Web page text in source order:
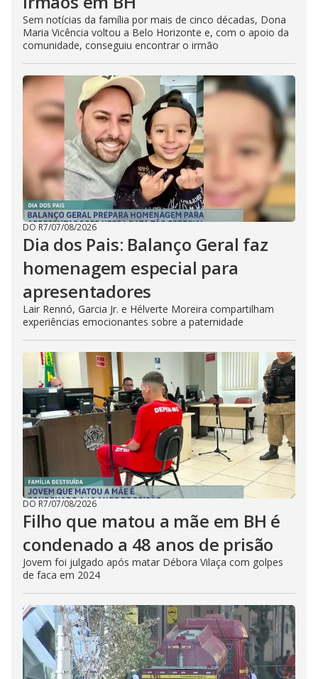
Sem notícias da família por mais de cinco décadas, Dona
Maria Vicência voltou a Belo Horizonte e, com o apoio da
comunidade, conseguiu encontrar o irmão
DO R7/07/08/2026
Dia dos Pais: Balanço Geral faz
homenagem especial para
apresentadores
Lair Rennó, Garcia Jr. e Hélverte Moreira compartilham
experiências emocionantes sobre a paternidade
DO R7/07/08/2026
Filho que matou a mãe em BH é
condenado a 48 anos de prisão
Jovem foi julgado após matar Débora Vilaça com golpes
de faca em 2024